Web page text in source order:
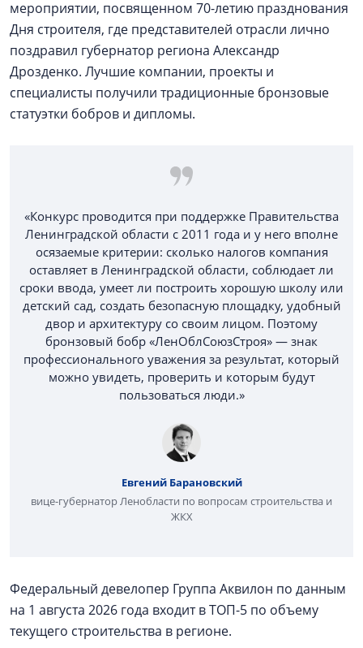
мероприятии, посвященном 70-летию празднования
Дня строителя, где представителей отрасли лично
поздравил губернатор региона Александр
Дрозденко. Лучшие компании, проекты и
специалисты получили традиционные бронзовые
статуэтки бобров и дипломы.
«Конкурс проводится при поддержке Правительства
Ленинградской области с 2011 года и у него вполне
осязаемые критерии: сколько налогов компания
оставляет в Ленинградской области, соблюдает ли
сроки ввода, умеет ли построить хорошую школу или
детский сад, создать безопасную площадку, удобный
двор и архитектуру со своим лицом. Поэтому
бронзовый бобр «ЛенОблСоюзСтроя» — знак
профессионального уважения за результат, который
можно увидеть, проверить и которым будут
пользоваться люди.»
Евгений Барановский
вице-губернатор Ленобласти по вопросам строительства и
ЖКХ
Федеральный девелопер Группа Аквилон по данным
на 1 августа 2026 года входит в ТОП-5 по объему
текущего строительства в регионе.